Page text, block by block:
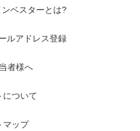
ベスターとは?
ルアドレス登録
者様へ
について
マップ